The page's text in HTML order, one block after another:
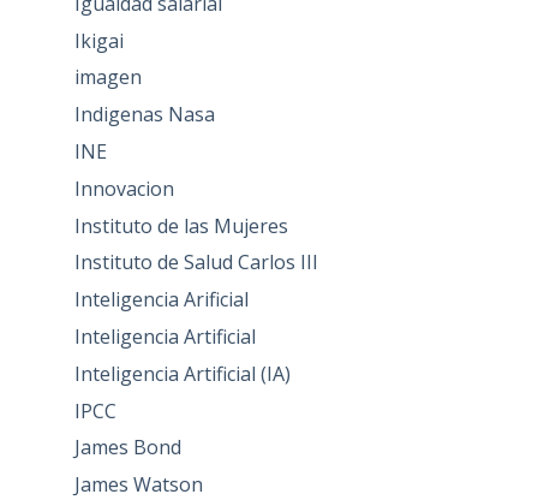
Ikigai
imagen
Indigenas Nasa
INE
Innovacion
Instituto de las Mujeres
Instituto de Salud Carlos III
Inteligencia Arificial
Inteligencia Artificial
Inteligencia Artificial (IA)
IPCC
James Bond
James Watson